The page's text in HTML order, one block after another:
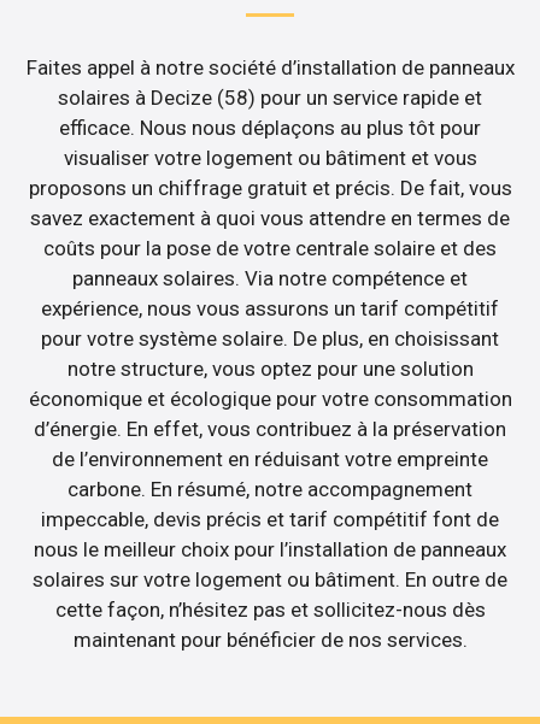
Faites appel à notre société d’installation de panneaux
solaires à Decize (58) pour un service rapide et
efficace. Nous nous déplaçons au plus tôt pour
visualiser votre logement ou bâtiment et vous
proposons un chiffrage gratuit et précis. De fait, vous
savez exactement à quoi vous attendre en termes de
coûts pour la pose de votre centrale solaire et des
panneaux solaires. Via notre compétence et
expérience, nous vous assurons un tarif compétitif
pour votre système solaire. De plus, en choisissant
notre structure, vous optez pour une solution
économique et écologique pour votre consommation
d’énergie. En effet, vous contribuez à la préservation
de l’environnement en réduisant votre empreinte
carbone. En résumé, notre accompagnement
impeccable, devis précis et tarif compétitif font de
nous le meilleur choix pour l’installation de panneaux
solaires sur votre logement ou bâtiment. En outre de
cette façon, n’hésitez pas et sollicitez-nous dès
maintenant pour bénéficier de nos services.